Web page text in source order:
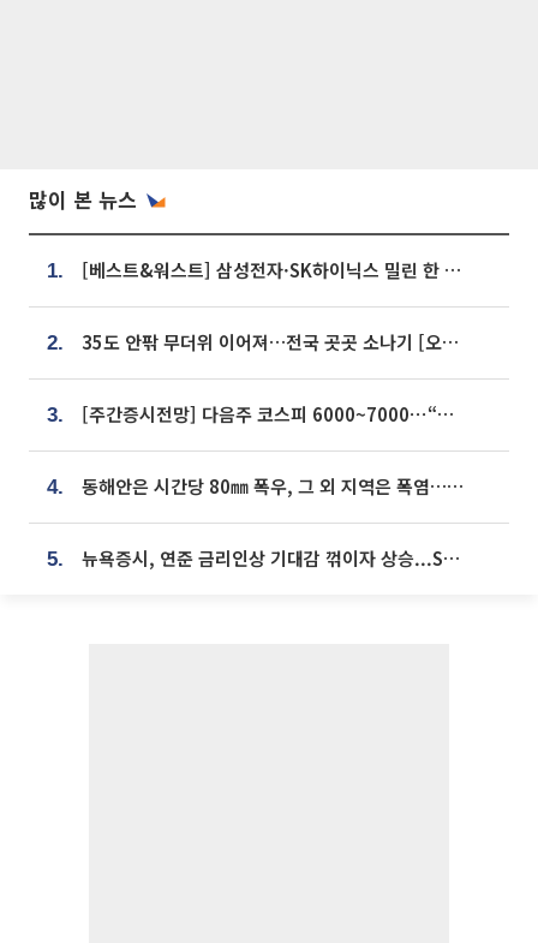
많이 본 뉴스
1. [베스트&워스트] 삼성전자·SK하이닉스 밀린 한 주…상상인증권은 85% 급등
2. 35도 안팎 무더위 이어져…전국 곳곳 소나기 [오늘 날씨]
3. [주간증시전망] 다음주 코스피 6000~7000⋯“外人 수급은 정책이 변수”
4. 동해안은 시간당 80㎜ 폭우, 그 외 지역은 폭염…‘극과 극 날씨’
5. 뉴욕증시, 연준 금리인상 기대감 꺾이자 상승...S&P500 사상 최고치 [종합]